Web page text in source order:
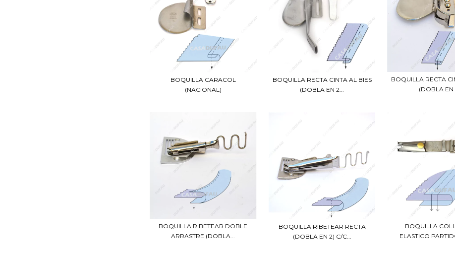
BOQUILLA CARACOL
(NACIONAL)
BOQUILLA RECTA CINTA AL BIES
(DOBLA EN 2...
BOQUILLA RECTA
(DOBLA EN
BOQUILLA RIBETEAR DOBLE
ARRASTRE (DOBLA...
BOQUILLA RIBETEAR RECTA
(DOBLA EN 2) C/C...
BOQUILLA
ELASTICO